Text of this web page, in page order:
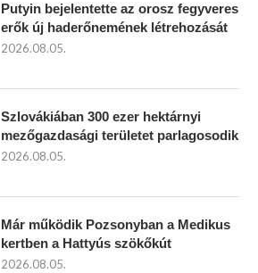
Putyin bejelentette az orosz fegyveres
erők új haderőnemének létrehozását
2026.08.05.
Szlovákiában 300 ezer hektárnyi
mezőgazdasági területet parlagosodik
2026.08.05.
Már működik Pozsonyban a Medikus
kertben a Hattyús szökőkút
2026.08.05.